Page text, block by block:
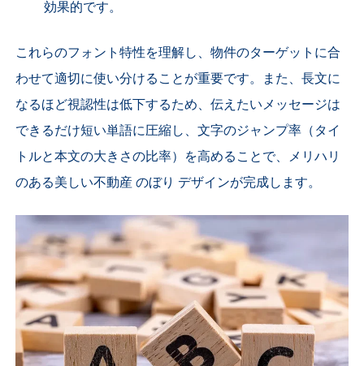
効果的です。
これらのフォント特性を理解し、物件のターゲットに合
わせて適切に使い分けることが重要です。また、長文に
なるほど視認性は低下するため、伝えたいメッセージは
できるだけ短い単語に圧縮し、文字のジャンプ率（タイ
トルと本文の大きさの比率）を高めることで、メリハリ
のある美しい不動産 のぼり デザインが完成します。